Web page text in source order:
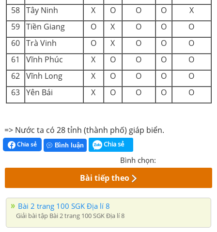
58 Tây Ninh X O O O
X
59
Tiền Giang O X O O
O
60
Trà Vinh O X O O
O
61
Vĩnh Phúc X O O O
O
62
Vĩnh Long X O O O
O
63
Yên Bái X O O O O
=> Nước ta có 28 tỉnh (thành phố) giáp biển.
Chia sẻ Bình luận Chia sẻ
Bình chọn:
Bài tiếp theo
Bài 2 trang 100 SGK Địa lí 8
Giải bài tập Bài 2 trang 100 SGK Địa lí 8